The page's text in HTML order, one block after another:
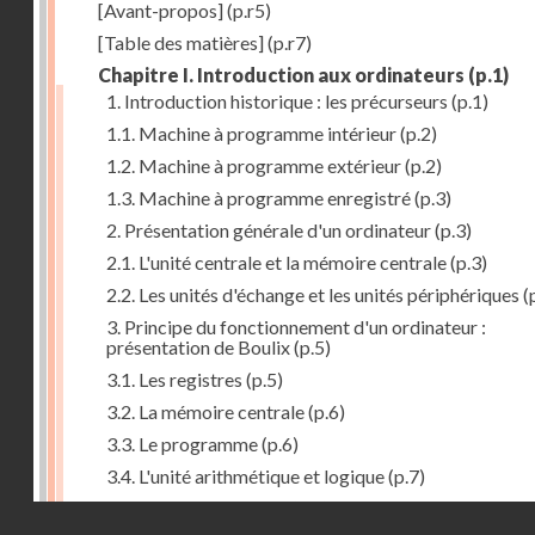
[Avant-propos](p.r5)
[Table des matières](p.r7)
Chapitre I. Introduction aux ordinateurs (p.1)
1. Introduction historique : les précurseurs (p.1)
1.1. Machine à programme intérieur(p.2)
1.2. Machine à programme extérieur(p.2)
1.3. Machine à programme enregistré(p.3)
2. Présentation générale d'un ordinateur(p.3)
2.1. L'unité centrale et la mémoire centrale(p.3)
2.2. Les unités d'échange et les unités périphériques
3. Principe du fonctionnement d'un ordinateur :
présentation de Boulix(p.5)
3.1. Les registres (p.5)
3.2. La mémoire centrale(p.6)
3.3. Le programme(p.6)
3.4. L'unité arithmétique et logique(p.7)
3.5. L'unité de contrôle(p.8)